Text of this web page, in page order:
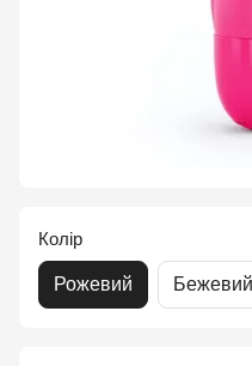
Колір
Рожевий Бежевий